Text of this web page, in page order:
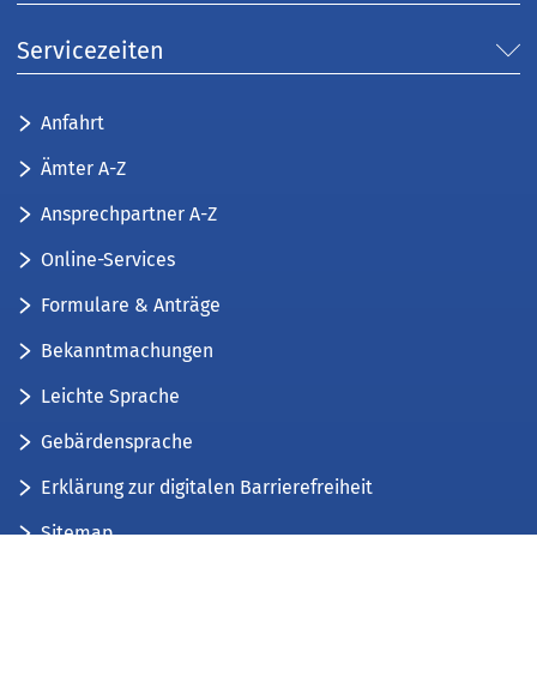
Servicezeiten
Anfahrt
Ämter A-Z
Ansprechpartner A-Z
Online-Services
Formulare & Anträge
Bekanntmachungen
Leichte Sprache
Gebärdensprache
Erklärung zur digitalen Barrierefreiheit
Sitemap